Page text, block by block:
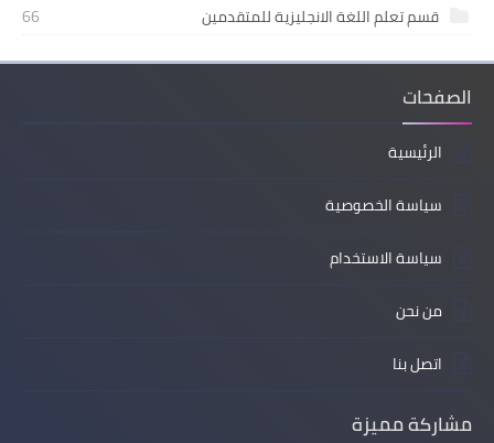
قسم تعلم اللغة الانجليزية للمتقدمين
66
الصفحات
الرئيسية
سياسة الخصوصية
سياسة الاستخدام
من نحن
اتصل بنا
مشاركة مميزة